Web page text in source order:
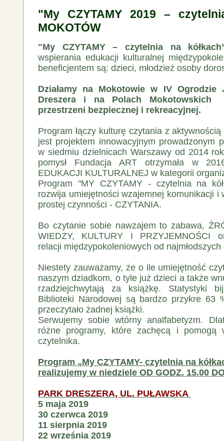
"My CZYTAMY 2019 –
MOKOTÓW
"My CZYTAMY – czytelnia na
wspierania edukacji kulturalnej
beneficjentem są: dzieci, młodzież osoby
Działamy na Mokotowie w IV Ogrodzie
Dreszera i na Polach
przestrzeni bezpiecznej i rekreacyjnej.
Program łączy kulturę czytania z
jest projektem innowacyjnym prowadzonym
w siedmiu dzielnicach Warszawy od 2014
pomysł Fundacja ART otrzymała w
EDUKACJI KULTURALNEJ w kategorii
Program "MY CZYTAMY - czytelnia na
rozwija umiejętności wzajemnej komunikacji i
prostej czynności - CZYTANIA.
Bo czytanie sobie nawzajem to zabawa,
WIEDZY, KULTURY I PRZYJEMNOŚCI
relacji międzypokoleniowych od
Niestety zauważamy, że o ile umiejętność
naszym dziadkom, o tyle już dzieci a także
rzadziejchwytają za książkę. Statystyki
Biblioteki Narodowej są bardzo przykre 63
przeczytało żadnej książki.
Serwujemy sobie wtórny analfabetyzm.
różne programy, które zachęcą i pomogą
czytelnika.
Program „My CZYTAMY- czytelnia na
realizujemy w niedziele OD GODZ. 15.00
PARK DRESZERA, UL. PUŁAWSKA
5 maja 2019
30 czerwca 2019
11 sierpnia 2019
22 września 2019